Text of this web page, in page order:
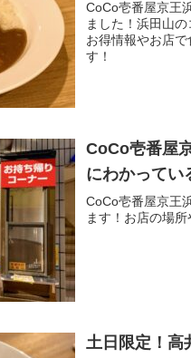
CoCo壱番屋京王
ました！浜田山
お得情報やお店
す！
CoCo壱番屋
にわかってい
CoCo壱番屋京王
ます！お店の場
土日限定！高